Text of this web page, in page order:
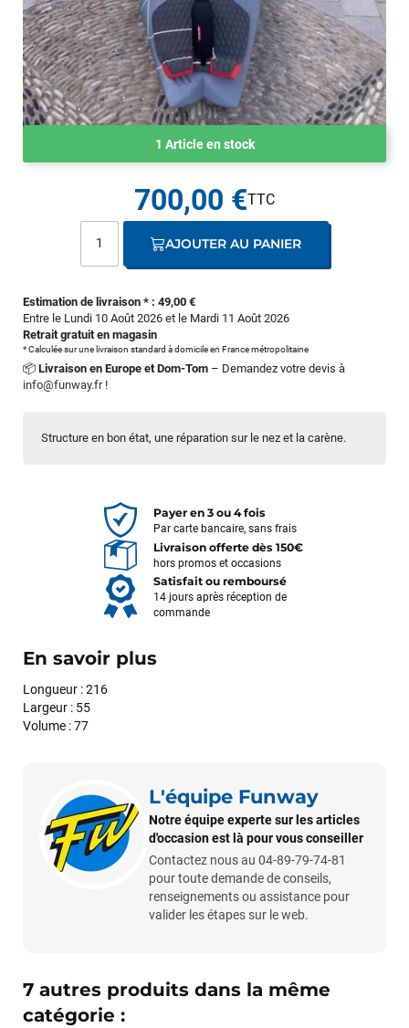
Structure en bon état, une réparation sur le nez et la carène.
1 Article en stock
Estimation de livraison * : 49,00 €
Entre le Lundi 10 Août 2026 et le Mardi 11 Août 2026
Retrait gratuit en magasin
* Calculée sur une livraison standard à domicile en France métropolitaine
📦 Livraison en Europe et Dom-Tom – Demandez votre devis à
info@funway.fr!
700,00 €
AJOUTER AU PANIER
Payer en 3 ou 4 fois
Par carte bancaire, sans frais
Livraison offerte dès 150€
hors promos et occasions
Satisfait ou remboursé
14 jours après réception de
commande
En savoir plus
Longueur : 216
Largeur : 55
Volume : 77
L'équipe Funway
Notre équipe experte sur les articles
d'occasion est là pour vous conseiller
Contactez nous au 04-89-79-74-81
pour toute demande de conseils,
renseignements ou assistance pour
valider les étapes sur le web.
7 autres produits dans la même
catégorie :
François